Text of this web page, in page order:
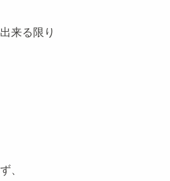
来る限り
、